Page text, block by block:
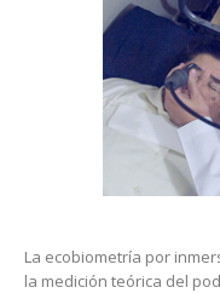
La ecobiometría por
la medición teórica del